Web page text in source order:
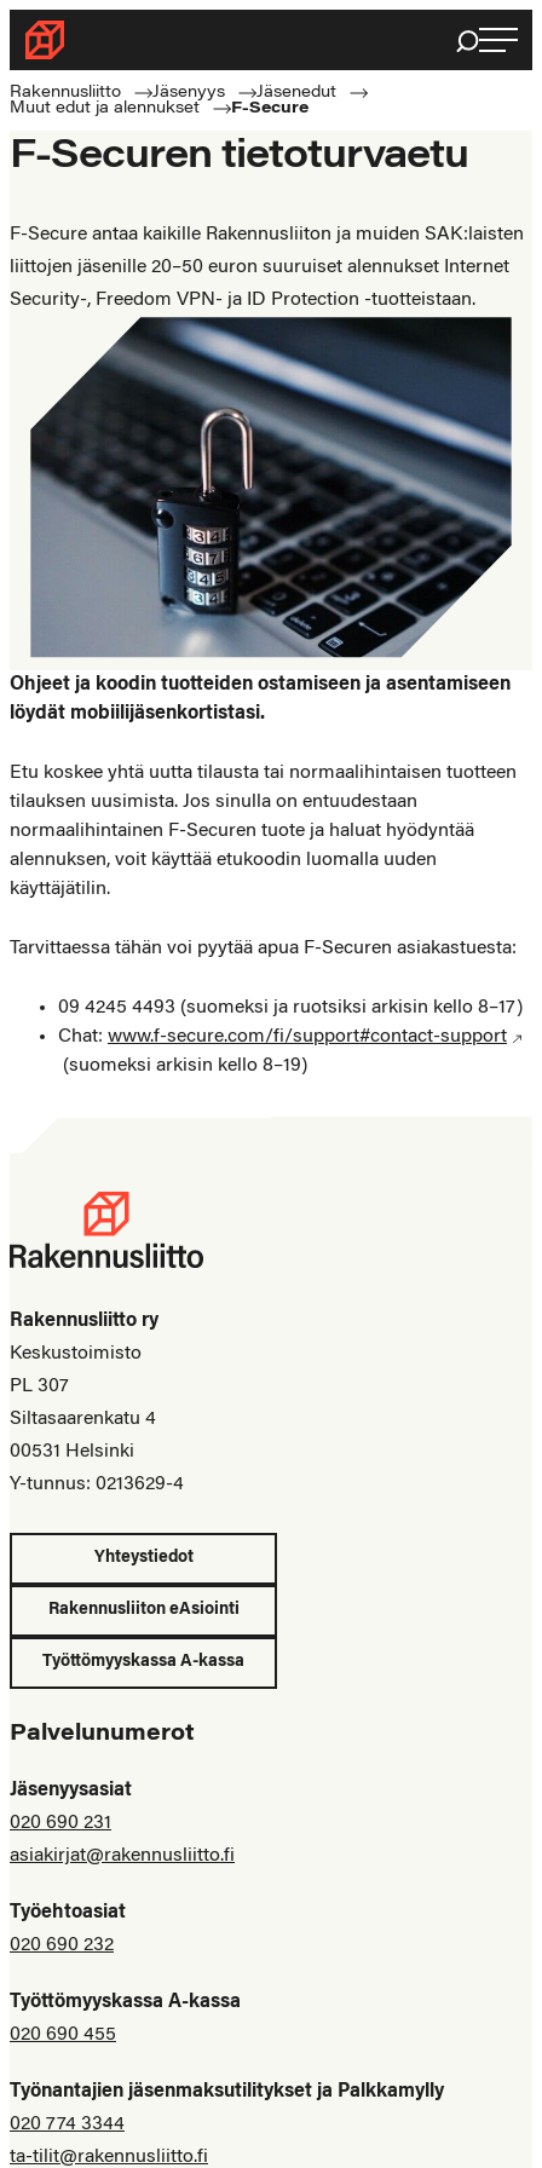
Siirry
suoraan
sisältöön
Rakennusliitto
Rakennusalan
ammattilaisten
puolella
Haku
Rakennusliitto Jäsenyys
Jäsenedut
Muut edut ja alennukset
F-Secure
F-Securen tietoturvaetu
F-Secure antaa kaikille Rakennusliiton ja muiden SAK:laisten
liittojen jäsenille 20–50 euron suuruiset alennukset Internet
Security-, Freedom VPN- ja ID Protection -tuotteistaan.
Ohjeet ja koodin tuotteiden ostamiseen ja asentamiseen
löydät mobiilijäsenkortistasi.
Etu koskee yhtä uutta tilausta tai normaalihintaisen tuotteen
tilauksen uusimista. Jos sinulla on entuudestaan
normaalihintainen F-Securen tuote ja haluat hyödyntää
alennuksen, voit käyttää etukoodin luomalla uuden
käyttäjätilin.
Tarvittaessa tähän voi pyytää apua F-Securen asiakastuesta:
09 4245 4493 (suomeksi ja ruotsiksi arkisin kello 8–17)
Chat: www.f-secure.com/fi/support#contact-support
(suomeksi arkisin kello 8–19)
Rakennusliitto ry
Keskustoimisto
PL 307
Siltasaarenkatu 4
00531 Helsinki
Y-tunnus: 0213629-4
Yhteystiedot
Rakennusliiton eAsiointi
Työttömyyskassa A-kassa
Palvelunumerot
Jäsenyysasiat
020 690 231
asiakirjat@rakennusliitto.fi
Työehtoasiat
020 690 232
Työttömyyskassa A-kassa
020 690 455
Työnantajien jäsenmaksutilitykset ja Palkkamylly
020 774 3344
ta-tilit@rakennusliitto.fi